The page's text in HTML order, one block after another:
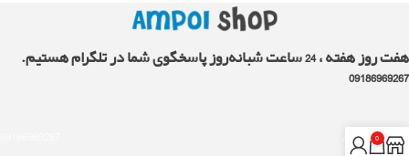
هفت روز هفته ، 24 ساعت شبانه‌روز پاسخگوی شما در تلگرام هستیم.
09186969267
AMPOLshop.ir
0